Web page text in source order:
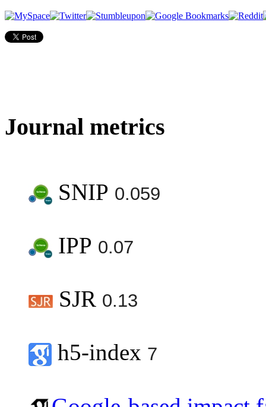
Journal metrics
SNIP 0.059
IPP 0.07
SJR 0.13
h5-index 7